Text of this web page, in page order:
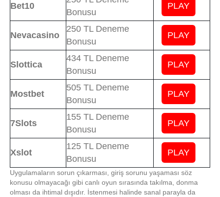
Bet10
Bonusu
PLAY
Nevacasino
250 TL Deneme
Bonusu
PLAY
Slottica
434 TL Deneme
Bonusu
PLAY
Mostbet
505 TL Deneme
Bonusu
PLAY
7Slots
155 TL Deneme
Bonusu
PLAY
Xslot
125 TL Deneme
Bonusu
PLAY
Uygulamaların sorun çıkarması, giriş sorunu yaşaması söz
konusu olmayacağı gibi canlı oyun sırasında takılma, donma
olması da ihtimal dışıdır. İstenmesi halinde sanal parayla da